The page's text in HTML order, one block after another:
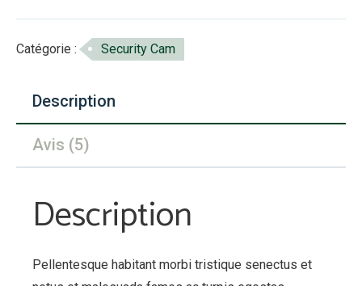
Camera
Catégorie : Security Cam
Description
Avis (5)
Description
Pellentesque habitant morbi tristique senectus et